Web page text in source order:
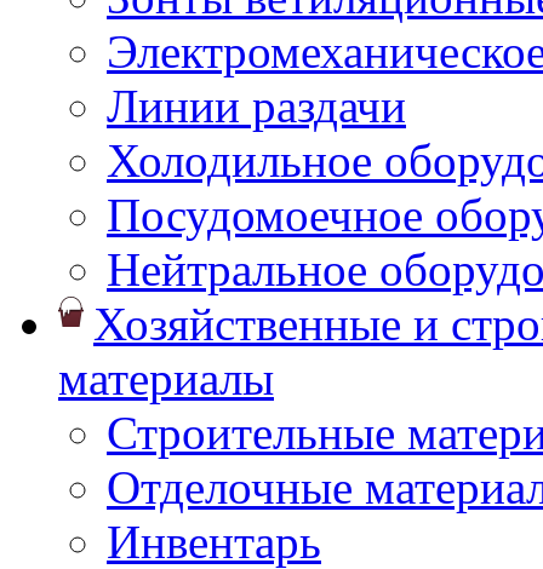
Линии раздачи
Холодильное
Посудомоечное
Нейтральное
Хозяйственные и
материалы
Строительные
Отделочные
Инвентарь